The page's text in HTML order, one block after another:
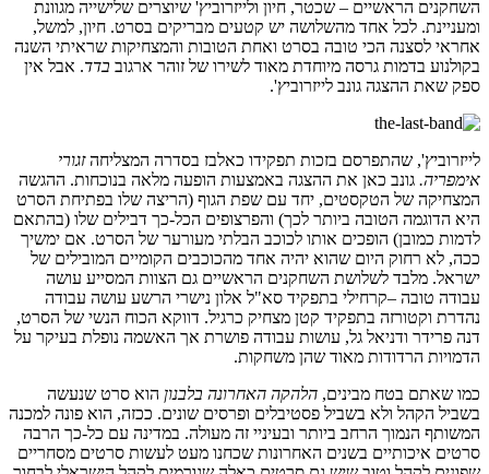
השחקנים הראשיים – שכטר, חיון ולייזרוביץ' שיוצרים שלישייה מגוונת
ומעניינת. לכל אחד מהשלושה יש קטעים מבריקים בסרט. חיון, למשל,
אחראי לסצנה הכי טובה בסרט ואחת הטובות והמצחיקות שראיתי השנה
בקולנוע בדמות גרסה מיוחדת מאוד לשירו של זוהר ארגוב בדד. אבל אין
ספק שאת ההצגה גונב לייזרוביץ'.
לייזרוביץ', שהתפרסם בזכות תפקידו כאלבז בסדרה המצליחהזגורי
אימפריה. גונב כאן את ההצגה באמצעות הופעה מלאה בנוכחות. ההגשה
המצחיקה של הטקסטים, יחד עם שפת הגוף (הריצה שלו בפתיחת הסרט
היא הדוגמה הטובה ביותר לכך) והפרצופים הכל-כך דבילים שלו (בהתאם
לדמות כמובן) הופכים אותו לכוכב הבלתי מעורער של הסרט. אם ימשיך
ככה, לא רחוק היום שהוא יהיה אחד מהכוכבים הקומיים המובילים של
ישראל. מלבד לשלושת השחקנים הראשיים גם הצוות המסייע עושה
עבודה טובה –קרחילי בתפקיד סא"ל אלון נישרי הרשע עושה עבודה
נהדרת וקטורזה בתפקיד קטן מצחיק כרגיל. דווקא הכוח הנשי של הסרט,
דנה פרידר ודניאל גל, עושות עבודה פושרת אך האשמה נופלת בעיקר על
הדמויות הרדודות מאוד שהן משחקות.
כמו שאתם בטח מבינים, הלהקה האחרונה בלבנון הוא סרט שנעשה
בשביל הקהל ולא בשביל פסטיבלים ופרסים שונים. ככזה, הוא פונה למכנה
המשותף הנמוך הרחב ביותר ובעיניי זה מעולה. במדינה עם כל-כך הרבה
סרטים איכותיים בשנים האחרונות שכחנו מעט לעשות סרטים מסחריים